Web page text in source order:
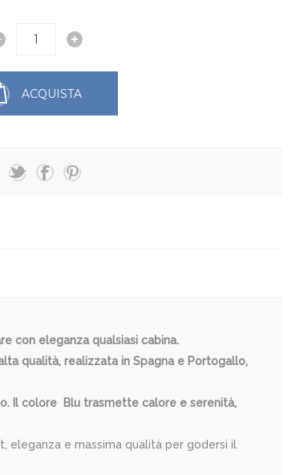
ACQUISTA
con eleganza qualsiasi cabina.
qualità, realizzata in Spagna e Portogallo,
Il colore Blu trasmette calore e serenità,
e massima qualità per godersi il